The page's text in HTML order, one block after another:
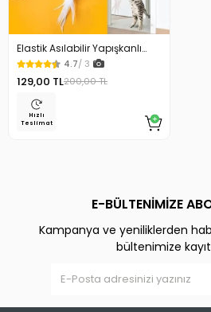
Elastik Asılabilir Yapışkanlı
Kedi Oyun Oltası
4.7/ 3
129,00 TL200,00 TL
Hızlı
Teslimat
E-BÜLTENİMİZE
Kampanya ve yeniliklerden
bültenimize